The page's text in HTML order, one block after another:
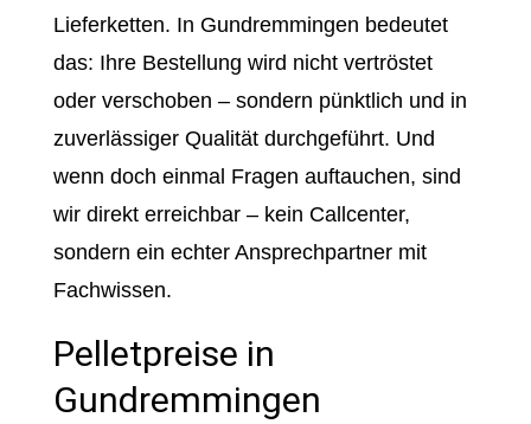
Lieferketten. In Gundremmingen bedeutet
das: Ihre Bestellung wird nicht vertröstet
oder verschoben – sondern pünktlich und in
zuverlässiger Qualität durchgeführt. Und
wenn doch einmal Fragen auftauchen, sind
wir direkt erreichbar – kein Callcenter,
sondern ein echter Ansprechpartner mit
Fachwissen.
Pelletpreise in
Gundremmingen